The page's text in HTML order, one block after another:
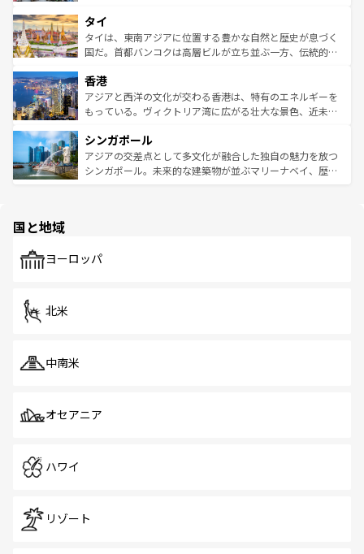
リティに包まれながら、韓国の多彩な魅力を心ゆくまで味
わってみてほしい。 なお、新着の韓国情報はコンテンツ一
覧を参照してほしい。
急速な発展と共に伝統が息づく。ハノイの古い町並みやホ
ーチミン市のフランス統治時代の建物も、独特の雰囲気を
醸し出している。また、バラエティの豊かさとおいしさで
とつ。フォーやバインミー、ベトナムコーヒーなどは、ぜ
ひ現地で味わいたい。どの地域を訪れてもあたたかい人々
が旅行者を迎えてくれるので、きっと忘れられない旅にな
参照してほしい。
タイ
タイは、東南アジアに位置する豊かな自然と歴史が息づく
国だ。首都バンコクは高層ビルが立ち並ぶ一方、伝統的な
の活気が交差している。北部ではチェンマイなどの山岳地
帯で自然と触れ合い、南部ではプーケットやクラビの美し
いビーチでリゾート気分を楽しむことができる。タイ料理
激する。気候は一年中温暖で、どの季節にも異なる楽しみ
が待っている。親しみやすいタイの人々、仏教を中心とし
た文化、そして多様な観光資源が、訪れる旅人を魅了し続
香港
アジアと西洋の文化が交わる香港は、特有のエネルギーを
もっている。ヴィクトリア湾に広がる壮大な景色、近未来
み、どこを訪れても感動するはず。観光スポットが密集し
ており、効率よく見どころを回れるのも魅力。息をのむよ
うな絶景から文化的な体験まで、香港を存分に楽しみ尽く
シンガポール
アジアの交差点として多文化が融合した独自の魅力を放つ
シンガポール。未来的な建築物が並ぶマリーナベイ、歴史
で、ホーカーズは地元の風情を楽しめる外せないスポット
国と地域
ヨーロッパ
北米
中南米
オセアニア
ハワイ
リゾート